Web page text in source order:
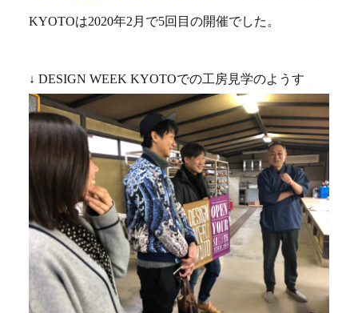
KYOTOは2020年2月で5回目の開催でした。
↓ DESIGN WEEK KYOTOでの工房見学のようす